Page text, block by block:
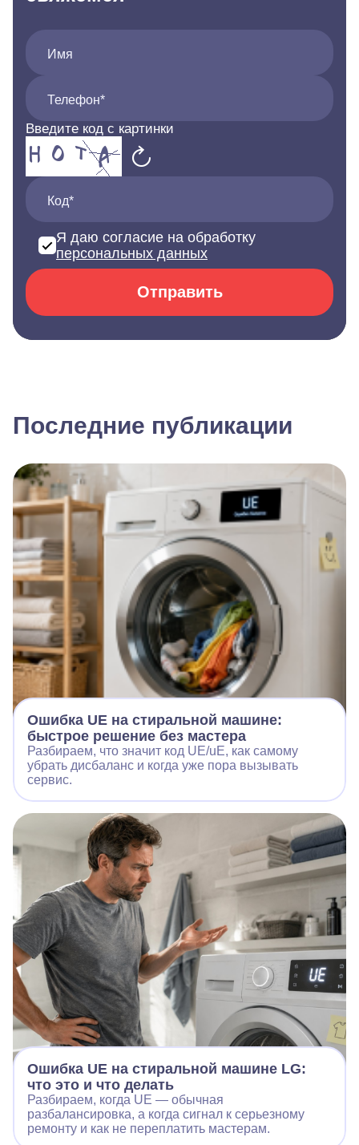
Имя
Телефон*
Введите код с картинки
Код*
Я даю согласие на обработку
персональных данных
Отправить
Последние публикации
Ошибка UE на стиральной машине:
быстрое решение без мастера
Разбираем, что значит код UE/uE, как самому
убрать дисбаланс и когда уже пора вызывать
сервис.
Ошибка UE на стиральной машине LG:
что это и что делать
Разбираем, когда UE — обычная
разбалансировка, а когда сигнал к серьезному
ремонту и как не переплатить мастерам.